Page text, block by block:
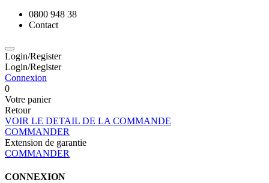
0800 948 38
Contact
Login/Register
Login/Register
Connexion
0
Votre panier
Retour
VOIR LE DETAIL DE LA COMMANDE
COMMANDER
Extension de garantie
COMMANDER
CONNEXION